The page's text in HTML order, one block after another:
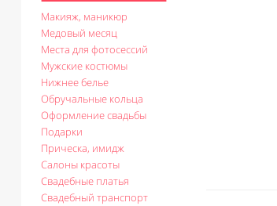
Макияж, маникюр
Медовый месяц
Места для фотосессий
Мужские костюмы
Нижнее белье
Обручальные кольца
Оформление свадьбы
Подарки
Прическа, имидж
Салоны красоты
Свадебные платья
Свадебный транспорт